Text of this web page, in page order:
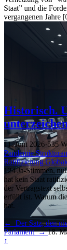
Staat” und die
vergangenen Jahre
Historisch.
11. Juni 2026·535
Pandemie
Ratifizierung
124 Ja-Stimmen,
hat kein Staat
der Vertragstext
erfüllt ist. Warum
hat.
← Der Satz, den
Parlament→ 18.
↑